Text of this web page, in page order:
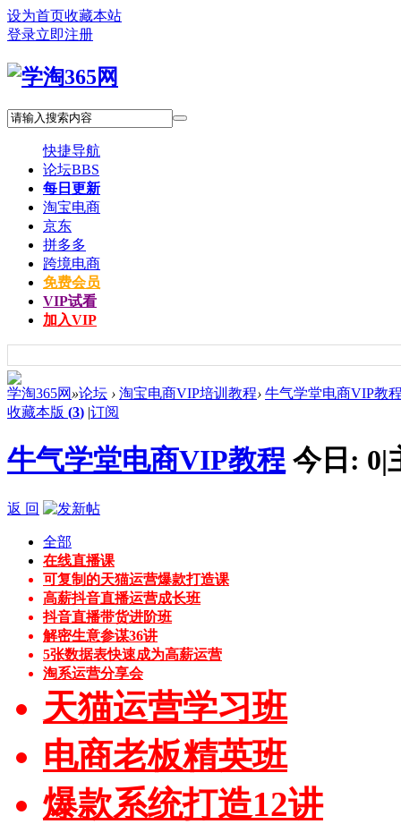
设为首页收藏本站
登录立即注册
快捷导航
论坛BBS
每日更新
淘宝电商
京东
拼多多
跨境电商
免费会员
VIP试看
加入VIP
学淘365网 »论坛 › 淘宝电商VIP培训教程› 牛气学堂电商VIP教
收藏本版 (3) |订阅
牛气学堂电商VIP教程 今日: 0|
返 回
全部
在线直播课
可复制的天猫运营爆款打造课
高薪抖音直播运营成长班
抖音直播带货进阶班
解密生意参谋36讲
5张数据表快速成为高薪运营
淘系运营分享会
天猫运营学习班
电商老板精英班
爆款系统打造12讲